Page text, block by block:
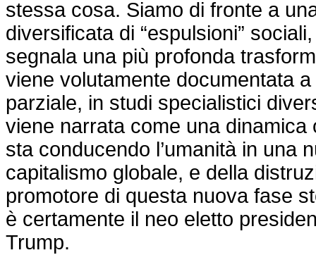
stessa cosa. Siamo di fronte a
diversificata di “espulsioni”
segnala una più profonda
viene volutamente documentata
parziale, in studi specialistici
viene narrata come una
sta conducendo l’umanità in una
capitalismo globale, e della
promotore di questa nuova fase
è certamente il neo eletto
Trump.